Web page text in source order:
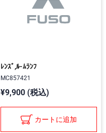
ﾚﾝｽﾞ,ﾙ-ﾑﾗﾝﾌ
MC857421
¥9,900 (税込)
カートに追加